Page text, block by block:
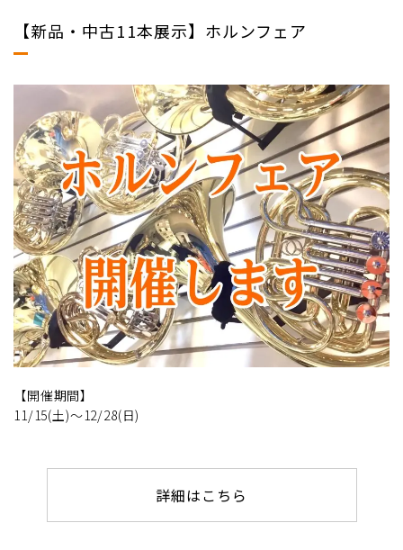
【新品・中古11本展示】ホルンフェア
【開催期間】
11/15(土)～12/28(日)
詳細はこちら